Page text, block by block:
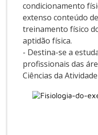
condicionamento
extenso conteúdo
treinamento físico
aptidão física.
- Destina-se a
profissionais das
Ciências da Atividade